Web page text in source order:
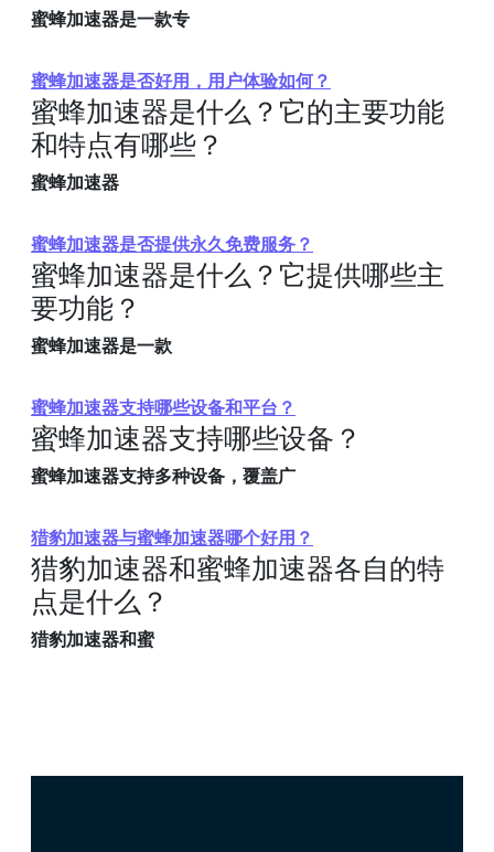
蜜蜂加速器是一款专
蜜蜂加速器是否好用，用户体验如何？
蜜蜂加速器是什么？它的主要功能
和特点有哪些？
蜜蜂加速器
蜜蜂加速器是否提供永久免费服务？
蜜蜂加速器是什么？它提供哪些主
要功能？
蜜蜂加速器是一款
蜜蜂加速器支持哪些设备和平台？
蜜蜂加速器支持哪些设备？
蜜蜂加速器支持多种设备，覆盖广
猎豹加速器与蜜蜂加速器哪个好用？
猎豹加速器和蜜蜂加速器各自的特
点是什么？
猎豹加速器和蜜